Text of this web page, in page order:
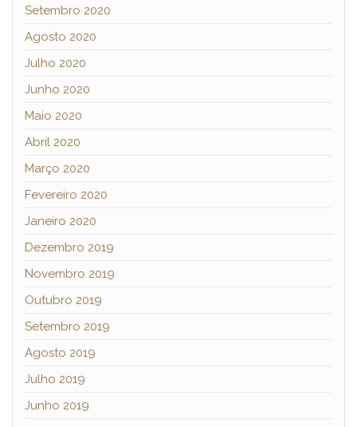
Setembro 2020
Agosto 2020
Julho 2020
Junho 2020
Maio 2020
Abril 2020
Março 2020
Fevereiro 2020
Janeiro 2020
Dezembro 2019
Novembro 2019
Outubro 2019
Setembro 2019
Agosto 2019
Julho 2019
Junho 2019